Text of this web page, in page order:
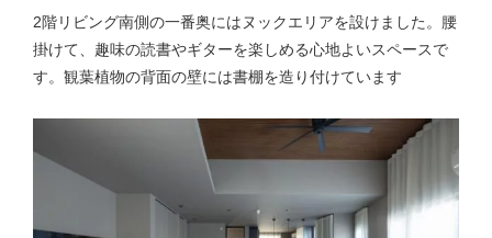
2階リビング南側の一番奥にはヌックエリアを設けました。腰
掛けて、趣味の読書やギターを楽しめる心地よいスペースで
す。観葉植物の背面の壁には書棚を造り付けています